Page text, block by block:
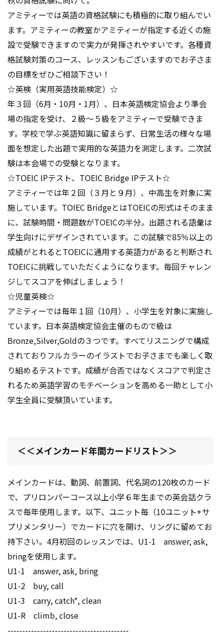
アミティーでは英語の資格試験にも積極的に取り組んでい
ます。アミティーの教室かアミティーが指定する近くの施
設で受験できますので実力が発揮されやすいです。各種資
格試験対策のコース、レッスンもございますのでお子さま
の目標をぜひご相談下さい！
☆英検（実用英語技能検定）☆
年３回（6月・10月・1月）、日本英語検定協会より準会
場の指定を受け、２級～５級をアミティーで受験できま
す。学校で学ぶ英語知識に留まらず、日常生活の様々な場
面を想定した出題で実用的な英語力を測定します。二次試
験は本会場での受験となります。
☆TOEIC IPテスト、TOEIC Bridge IPテスト☆
アミティーでは年２回（３月と９月）、中高生を対象に実
施しています。TOIEC BridgeとはTOEICの形式はそのまま
に、試験時間・問題数がTOEICの半分。出題される語彙は
学生向けにデザインされています。この試験で85％以上の
成績がとれるとTOEICに通用する英語力があると判断され
TOEICに挑戦していただくようになります。毎回チャレン
ジしてスコアを伸ばしましょう！
☆児童英検☆
アミティーでは毎年１回（10月）、小学生を対象に実施し
ています。日本英語検定協会主催のもので級は
Bronze,Silver,Goldの３つです。すべてリスニングで構成
されておりフルカラーのイラストでお子さまでも楽しく取
り組めるテストです。成績が合否ではなくスコアで判定さ
れるため英語学習のモチベーションを高める一助として小
学生全員に受験頂いています。
＜＜メインカード年間カードリスト＞＞
メインカードは、動詞、前置詞、代名詞の120枚のカード
で、プリロンパーコース以上小学６年生までの英会話クラ
スで毎年使用します。以下、ユニット毎（10ユニット+サ
プリメンタリー）でカードに穴を開け、リングに留めてお
持下さい。4月初回のレッスンでは、U1-1 answer, ask,
bringを使用します。
U1-1 answer, ask, bring
U1-2 buy, call
U1-3 carry, catch*, clean
U1-R climb, close